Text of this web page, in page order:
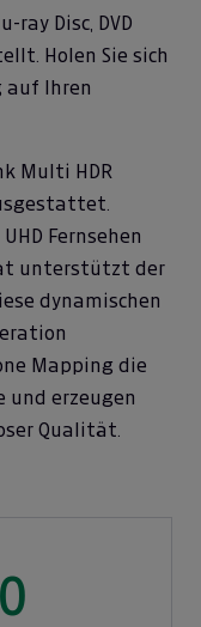
ray Disc, DVD
Holen Sie sich
auf Ihren
Multi HDR
Fernsehen
unterstützt der
dynamischen
Mapping die
und erzeugen
Qualität.